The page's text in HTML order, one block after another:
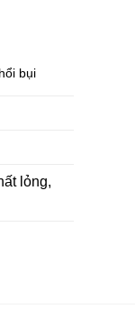
bụi
lỏng,